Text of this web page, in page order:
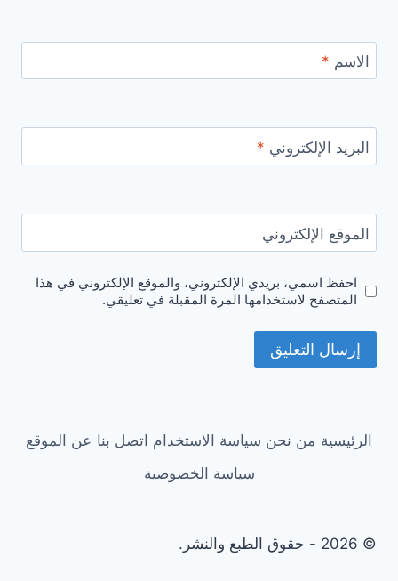
الاسم *
البريد الإلكتروني *
الموقع الإلكتروني
احفظ اسمي، بريدي الإلكتروني، والموقع الإلكتروني في هذا
المتصفح لاستخدامها المرة المقبلة في تعليقي.
الرئيسية من نحن سياسة الاستخدام اتصل بنا عن الموقع
سياسة الخصوصية
© 2026 - حقوق الطبع والنشر.